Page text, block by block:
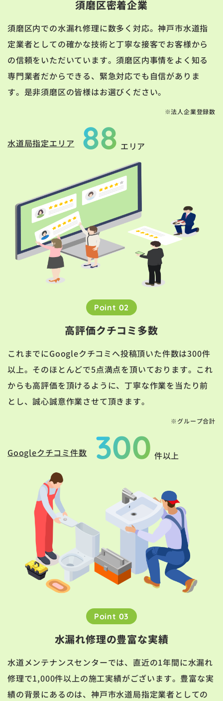
須磨区密着企業
須磨区内での水漏れ修理に数多く対応。神戸市水道指
定業者としての確かな技術と丁寧な接客でお客様から
の信頼をいただいています。須磨区内事情をよく知る
専門業者だからできる、緊急対応でも自信がありま
す。是非須磨区の皆様はお選びください。
※法人企業登録数
水道局指定エリア 88 エリア
Point 02
高評価クチコミ多数
これまでにGoogleクチコミへ投稿頂いた件数は300件
以上。そのほとんどで5点満点を頂いております。これ
からも高評価を頂けるように、丁寧な作業を当たり前
とし、誠心誠意作業させて頂きます。
※グループ合計
Googleクチコミ件数 300 件以上
Point 03
水漏れ修理の豊富な実績
水道メンテナンスセンターでは、直近の1年間に水漏れ
修理で1,000件以上の施工実績がございます。豊富な実
績の背景にあるのは、神戸市水道局指定業者としての